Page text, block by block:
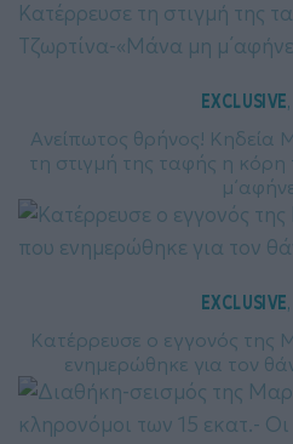
EXCLUSIVE,
Ανείπωτος θρήνος! Κηδεία
τη στιγμή της ταφής η
EXCLUSIVE,
Κατέρρευσε ο εγγονός της
ενημερώθηκε για τον